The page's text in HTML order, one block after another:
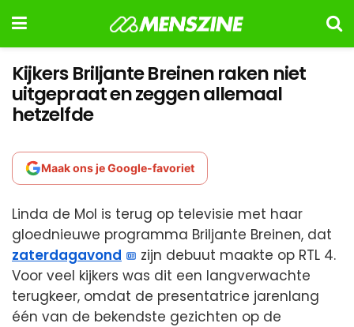
Kijkers Briljante Breinen raken niet
uitgepraat en zeggen allemaal
hetzelfde
Maak ons je Google-favoriet
Linda de Mol is terug op televisie met haar
gloednieuwe programma Briljante Breinen, dat
zaterdagavond
zijn debuut maakte op RTL 4.
Voor veel kijkers was dit een langverwachte
terugkeer, omdat de presentatrice jarenlang
één van de bekendste gezichten op de